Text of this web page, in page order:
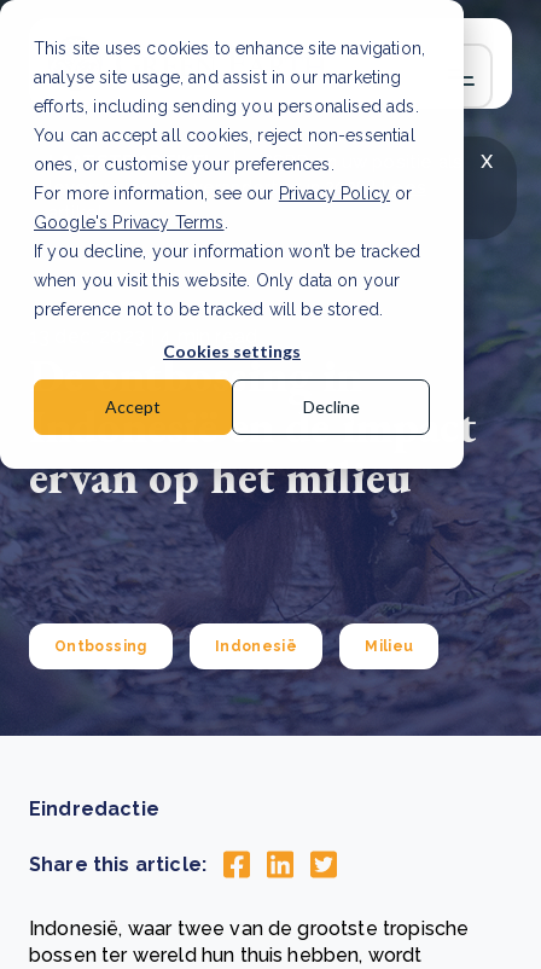
This site uses cookies to enhance site navigation,
analyse site usage, and assist in our marketing
efforts, including sending you personalised ads.
You can accept all cookies, reject non-essential
ones, or customise your preferences.
For more information, see our Privacy Policy or
Google's Privacy Terms
If you decline, your information won’t be tracked
when you visit this website. Only data on your
preference not to be tracked will be stored.
Cookies settings
Accept Decline
x
LAATSTE ARTIKEL
CSRD en uw positie als
leverancier: wat verandert er in 2026?Lees
artikel
De ontbossing in
Indonesië en de impact
ervan op het milieu
Ontbossing Indonesië Milieu
Eindredactie
Share this article:
Indonesië, waar twee van de grootste tropische
bossen ter wereld hun thuis hebben, wordt